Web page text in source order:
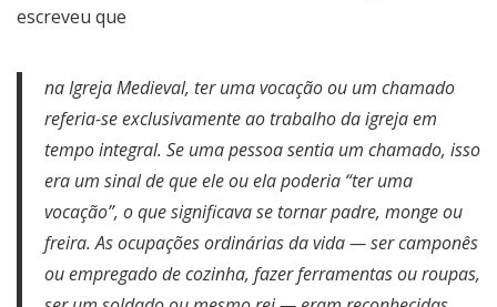
escreveu que
na Igreja Medieval, ter uma vocação ou um chamado
referia-se exclusivamente ao trabalho da igreja em
tempo integral. Se uma pessoa sentia um chamado, isso
era um sinal de que ele ou ela poderia “ter uma
vocação”, o que significava se tornar padre, monge ou
freira. As ocupações ordinárias da vida — ser camponês
ou empregado de cozinha, fazer ferramentas ou roupas,